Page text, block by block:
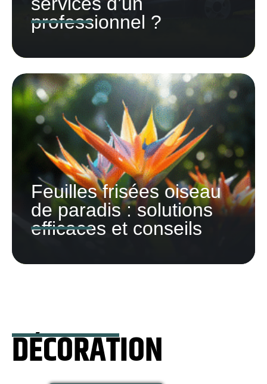
professionnel ?
Feuilles frisées oiseau
de paradis : solutions
efficaces et conseils
DÉCORATION